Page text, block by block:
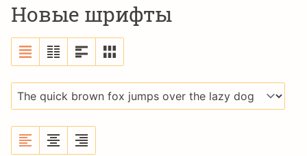
Новые шрифты